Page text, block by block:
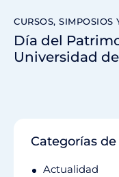
CURSOS, SIMPOSIOS
Día del
Universidad
Categorías
Actualidad